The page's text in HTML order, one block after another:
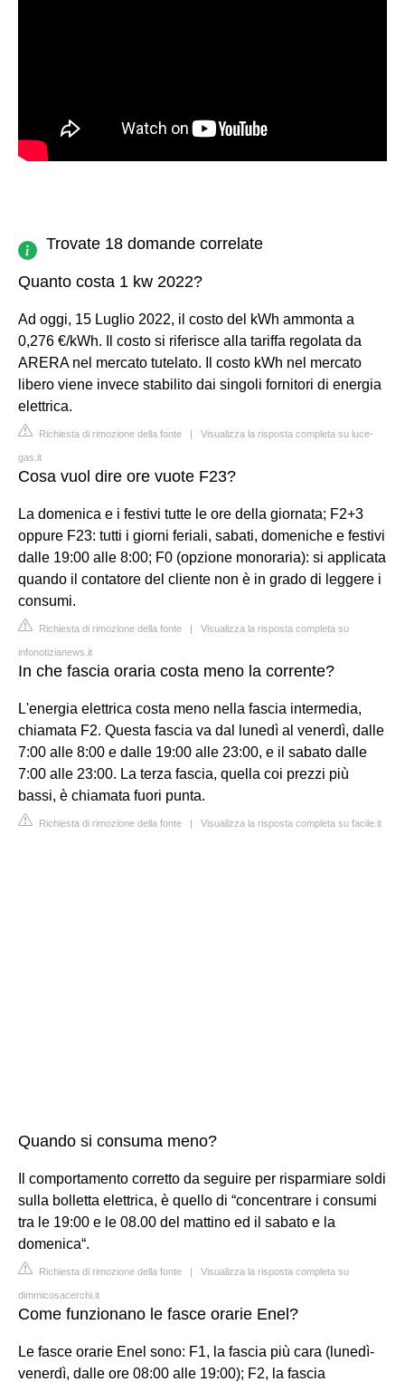
Trovate 18 domande correlate
Quanto costa 1 kw 2022?
Ad oggi, 15 Luglio 2022, il costo del kWh ammonta a
0,276 €/kWh. Il costo si riferisce alla tariffa regolata da
ARERA nel mercato tutelato. Il costo kWh nel mercato
libero viene invece stabilito dai singoli fornitori di energia
elettrica.
Richiesta di rimozione della fonte | Visualizza la risposta completa su luce-
gas.it
Cosa vuol dire ore vuote F23?
La domenica e i festivi tutte le ore della giornata; F2+3
oppure F23: tutti i giorni feriali, sabati, domeniche e festivi
dalle 19:00 alle 8:00; F0 (opzione monoraria): si applicata
quando il contatore del cliente non è in grado di leggere i
consumi.
Richiesta di rimozione della fonte | Visualizza la risposta completa su
infonotizianews.it
In che fascia oraria costa meno la corrente?
L'energia elettrica costa meno nella fascia intermedia,
chiamata F2. Questa fascia va dal lunedì al venerdì, dalle
7:00 alle 8:00 e dalle 19:00 alle 23:00, e il sabato dalle
7:00 alle 23:00. La terza fascia, quella coi prezzi più
bassi, è chiamata fuori punta.
Richiesta di rimozione della fonte | Visualizza la risposta completa su facile.it
Quando si consuma meno?
Il comportamento corretto da seguire per risparmiare soldi
sulla bolletta elettrica, è quello di “concentrare i consumi
tra le 19:00 e le 08.00 del mattino ed il sabato e la
domenica“.
Richiesta di rimozione della fonte | Visualizza la risposta completa su
dimmicosacerchi.it
Come funzionano le fasce orarie Enel?
Le fasce orarie Enel sono: F1, la fascia più cara (lunedì-
venerdì, dalle ore 08:00 alle 19:00); F2, la fascia